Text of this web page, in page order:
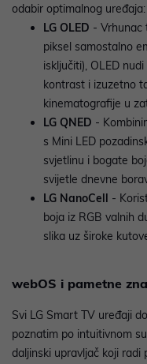
odabir optimalnog uređaja:
LG OLED - Vrhunac
piksel samostalno
isključiti), OLED
kontrast i izuzetno
kinematografije u
LG QNED -
s Mini LED
svjetlinu i bogate
svijetle dnevne
LG NanoCell -
boja iz RGB valnih
slika uz široke
webOS i pametne
Svi LG Smart TV uređaji
poznatim po intuitivnom
daljinski upravljač koji radi